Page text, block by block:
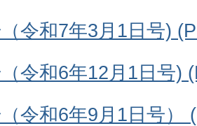
令和7年3月1日号)
令和6年12月1日号)
令和6年9月1日号）